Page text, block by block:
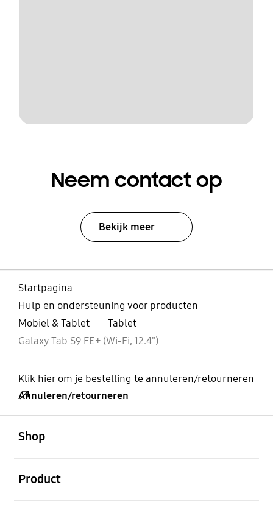
Neem contact op
Bekijk meer
Startpagina
Hulp en ondersteuning voor producten
Mobiel & Tablet
Tablet
Galaxy Tab S9 FE+ (Wi-Fi, 12.4")
Klik hier om je bestelling te annuleren/retourneren
Annuleren/retourneren
Shop
Product